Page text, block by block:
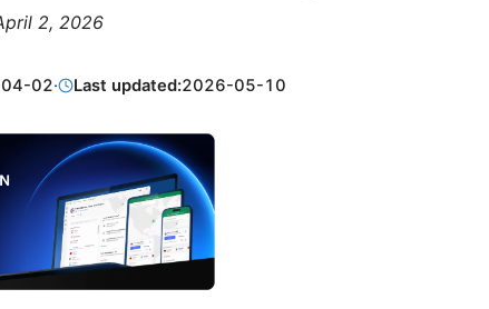
2, 2026
02· Last updated:2026-05-10